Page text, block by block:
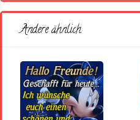
Andere ähnlich